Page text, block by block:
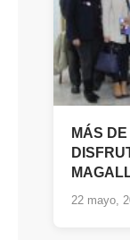
MÁS
22 mayo,